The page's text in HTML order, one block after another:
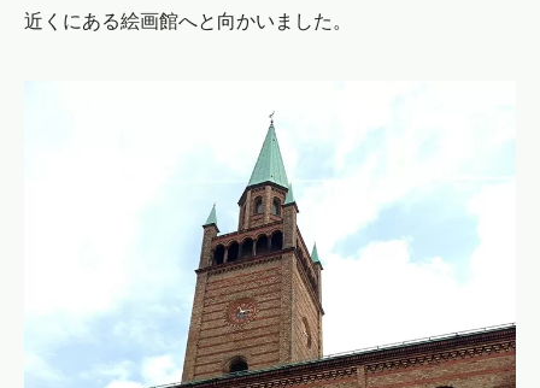
近くにある絵画館へと向かいました。